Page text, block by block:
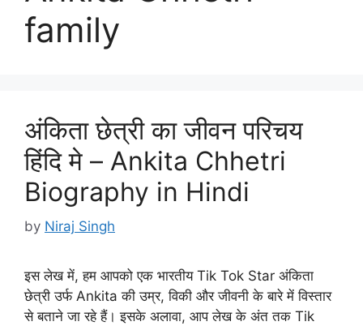
family
अंकिता छेत्री का जीवन परिचय
हिंदि मे – Ankita Chhetri
Biography in Hindi
by Niraj Singh
इस लेख में, हम आपको एक भारतीय Tik Tok Star अंकिता
छेत्री उर्फ Ankita की उम्र, विकी और जीवनी के बारे में विस्तार
से बताने जा रहे हैं। इसके अलावा, आप लेख के अंत तक Tik